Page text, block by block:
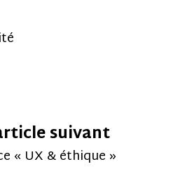
suivant
« UX & éthique »